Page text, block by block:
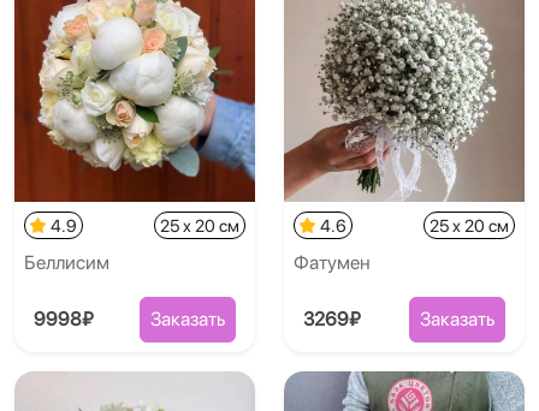
4.9 25 x 20 см
Беллисим
9998₽ Заказать
4.6 25 x 20 см
Фатумен
3269₽ Заказать